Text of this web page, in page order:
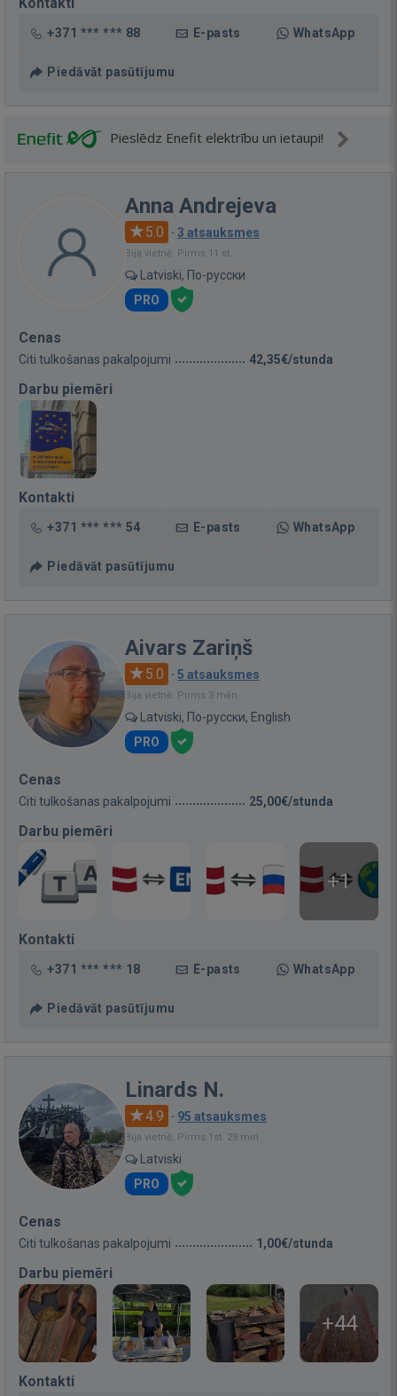
+371 *** *** 88 E-pasts WhatsApp
Piedāvāt pasūtījumu
Pieslēdz Enefit elektrību un ietaupi!
Anna Andrejeva
5.0 · 3 atsauksmes
Bija vietnē: Pirms 11 st.
Latviski, По-русски
PRO
Cenas
Citi tulkošanas pakalpojumi 42,35€/stunda
Darbu piemēri
Kontakti
+371 *** *** 54 E-pasts WhatsApp
Piedāvāt pasūtījumu
Aivars Zariņš
5.0 · 5 atsauksmes
Bija vietnē: Pirms 3 mēn.
Latviski, По-русски, English
PRO
Cenas
Citi tulkošanas pakalpojumi 25,00€/stunda
Darbu piemēri
+1
Kontakti
+371 *** *** 18 E-pasts WhatsApp
Piedāvāt pasūtījumu
Linards N.
4.9 · 95 atsauksmes
Bija vietnē: Pirms 1st. 29 min.
Latviski
PRO
Cenas
Citi tulkošanas pakalpojumi 1,00€/stunda
Darbu piemēri
+44
Kontakti